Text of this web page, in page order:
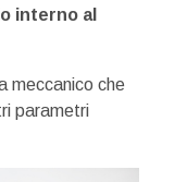
interno al
meccanico che
parametri